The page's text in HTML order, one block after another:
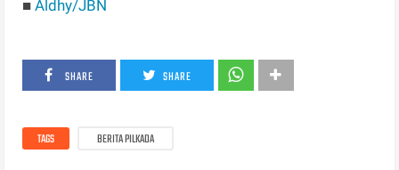
■Aldhy/JBN
SHARE SHARE
TAGS BERITA PILKADA